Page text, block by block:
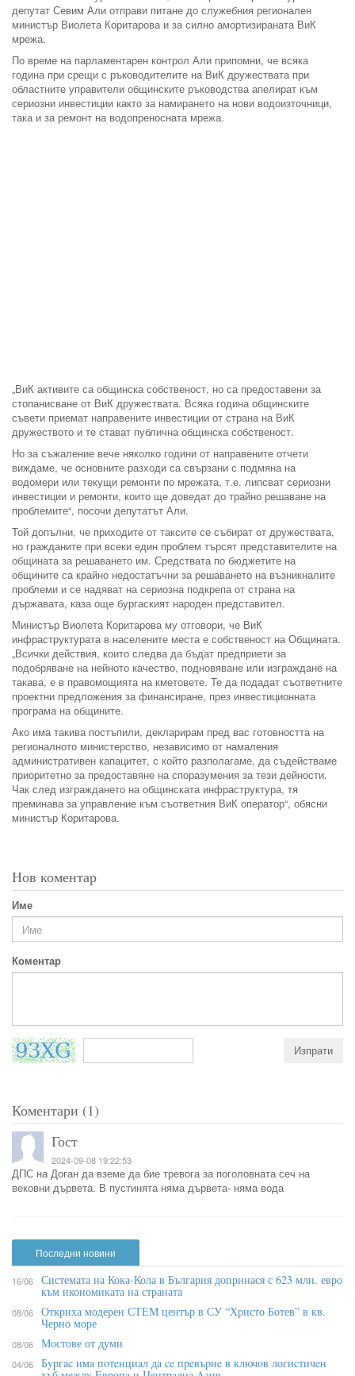
депутат Севим Али отправи питане до служебния регионален
министър Виолета Коритарова и за силно амортизираната ВиК
мрежа.
По време на парламентарен контрол Али припомни, че всяка
година при срещи с ръководителите на ВиК дружествата при
областните управители общинските ръководства апелират към
сериозни инвестиции както за намирането на нови водоизточници,
така и за ремонт на водопреносната мрежа.
„ВиК активите са общинска собственост, но са предоставени за
стопанисване от ВиК дружествата. Всяка година общинските
съвети приемат направените инвестиции от страна на ВиК
дружеството и те стават публична общинска собственост.
Но за съжаление вече няколко години от направените отчети
виждаме, че основните разходи са свързани с подмяна на
водомери или текущи ремонти по мрежата, т.е. липсват сериозни
инвестиции и ремонти, които ще доведат до трайно решаване на
проблемите“, посочи депутатът Али.
Той допълни, че приходите от таксите се събират от дружествата,
но гражданите при всеки един проблем търсят представителите на
общината за решаването им. Средствата по бюджетите на
общините са крайно недостатъчни за решаването на възникналите
проблеми и се надяват на сериозна подкрепа от страна на
държавата, каза още бургаският народен представител.
Министър Виолета Коритарова му отговори, че ВиК
инфраструктурата в населените места е собственост на Общината.
„Всички действия, които следва да бъдат предприети за
подобряване на нейното качество, подновяване или изграждане на
такава, е в правомощията на кметовете. Те да подадат съответните
проектни предложения за финансиране, през инвестиционната
програма на общините.
Ако има такива постъпили, декларирам пред вас готовността на
регионалното министерство, независимо от намаления
административен капацитет, с който разполагаме, да съдействаме
приоритетно за предоставяне на споразумения за тези дейности.
Чак след изграждането на общинската инфраструктура, тя
преминава за управление към съответния ВиК оператор“, обясни
министър Коритарова.
Нов коментар
Име
Коментар
Коментари (1)
Гост
2024-09-08 19:22:53
ДПС на Доган да вземе да бие тревога за поголовната сеч на
вековни дървета. В пустинята няма дървета- няма вода
Последни новини
16/06 Системата на Кока-Кола в България допринася с 623 млн. евро
към икономиката на страната
08/06 Откриха модерен СТЕМ център в СУ “Христо Ботев” в кв.
Черно море
08/06 Мостове от думи
04/06 Бypгac имa пoтeнциaл дa ce пpeвъpнe в ĸлючoв лoгиcтичeн